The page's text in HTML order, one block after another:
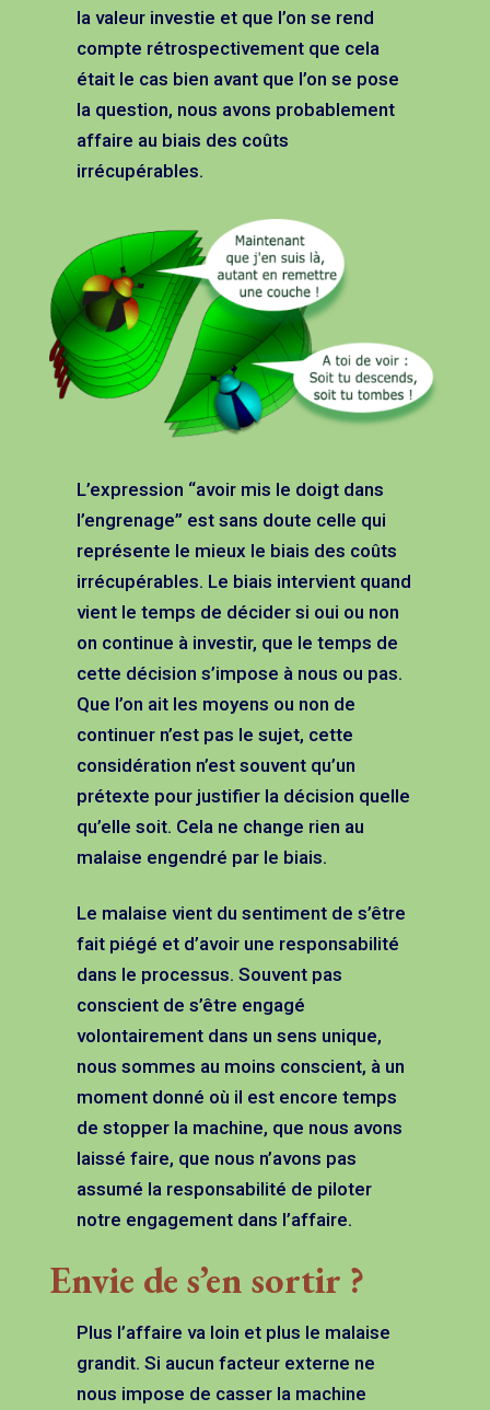
la valeur investie et que l’on se rend
compte rétrospectivement que cela
était le cas bien avant que l’on se pose
la question, nous avons probablement
affaire au biais des coûts
irrécupérables.
L’expression “avoir mis le doigt dans
l’engrenage” est sans doute celle qui
représente le mieux le biais des coûts
irrécupérables. Le biais intervient quand
vient le temps de décider si oui ou non
on continue à investir, que le temps de
cette décision s’impose à nous ou pas.
Que l’on ait les moyens ou non de
continuer n’est pas le sujet, cette
considération n’est souvent qu’un
prétexte pour justifier la décision quelle
qu’elle soit. Cela ne change rien au
malaise engendré par le biais.
Le malaise vient du sentiment de s’être
fait piégé et d’avoir une responsabilité
dans le processus. Souvent pas
conscient de s’être engagé
volontairement dans un sens unique,
nous sommes au moins conscient, à un
moment donné où il est encore temps
de stopper la machine, que nous avons
laissé faire, que nous n’avons pas
assumé la responsabilité de piloter
notre engagement dans l’affaire.
Envie de s’en sortir ?
Plus l’affaire va loin et plus le malaise
grandit. Si aucun facteur externe ne
nous impose de casser la machine